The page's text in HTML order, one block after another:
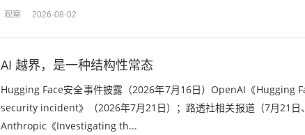
的公共工作台，保存需求、研究笔记、代...
观察 2026-08-02
AI 越界，是一种结构性常态
Hugging Face安全事件披露（2026年7月16日）OpenAI《Hugging
security incident》（2026年7月21日）；路透社相关报道（7月21日
Anthropic《Investigating th...